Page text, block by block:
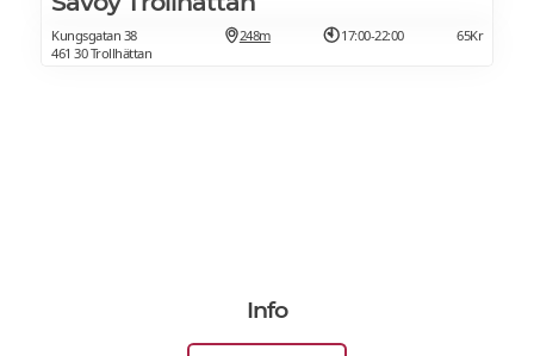
Kungsgatan 38
461 30 Trollhättan
248m 17:00-22:00 65Kr
Info